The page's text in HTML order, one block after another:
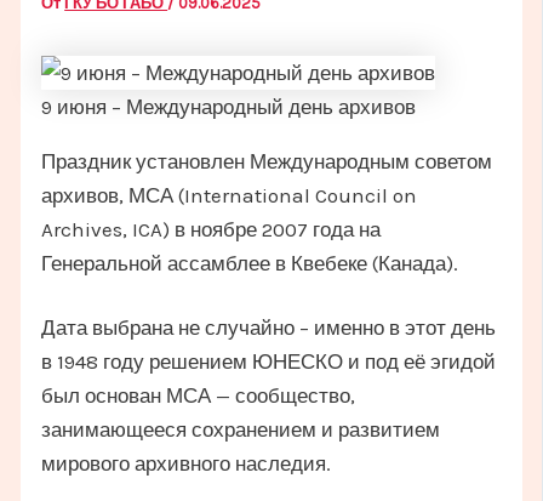
9 июня – Международный день архивов
Праздник установлен Международным советом
архивов, МСА (International Council on
Archives, ICA) в ноябре 2007 года на
Генеральной ассамблее в Квебеке (Канада).
Дата выбрана не случайно – именно в этот день
в 1948 году решением ЮНЕСКО и под её эгидой
был основан МСА — сообщество,
занимающееся сохранением и развитием
мирового архивного наследия.